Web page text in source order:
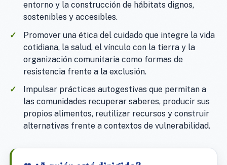
entorno y la construcción de hábitats dignos,
sostenibles y accesibles.
Promover una ética del cuidado que integre la vida
cotidiana, la salud, el vínculo con la tierra y la
organización comunitaria como formas de
resistencia frente a la exclusión.
Impulsar prácticas autogestivas que permitan a
las comunidades recuperar saberes, producir sus
propios alimentos, reutilizar recursos y construir
alternativas frente a contextos de vulnerabilidad.